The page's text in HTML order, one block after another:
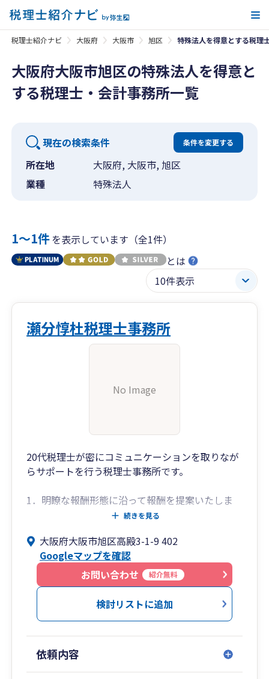
税理士紹介ナビ 大阪府 大阪市 旭区 特殊法人を得意とする税理
大阪府大阪市旭区の特殊法人を得意と
する税理士・会計事務所一覧
現在の検索条件 条件を変更する
所在地
大阪府, 大阪市, 旭区
業種
特殊法人
1〜1件を表示しています（全1件）
とは
瀬分惇杜税理士事務所
No Image
20代税理士が密にコミュニケーションを取りなが
らサポートを行う税理士事務所です。
1．明瞭な報酬形態に沿って報酬を提案いたしま
2．20代税理士が直接サポートを行います。
担当者には、業界歴30年以上のベテランもおりま
すので、手厚いサポートを提供することが可能で
いたします。
続きを見る
大阪府大阪市旭区高殿3-1-9 402
Googleマップを確認
お問い合わせ
紹介無料
検討リストに追加
依頼内容